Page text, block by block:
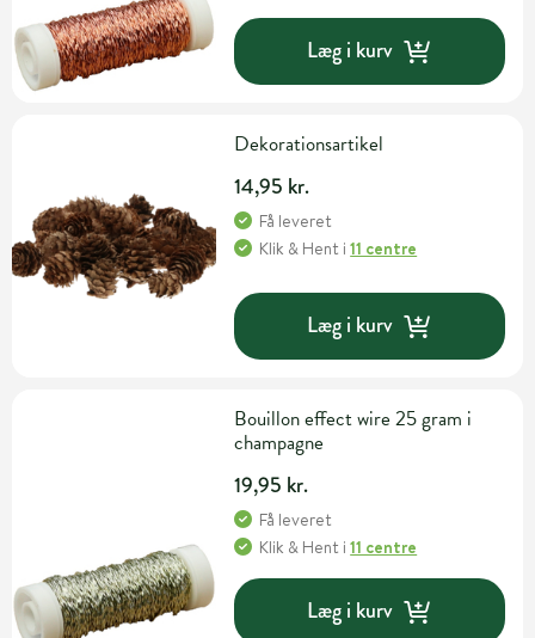
Læg i kurv
Dekorationsartikel
14,95 kr.
Få leveret
Klik & Hent i11 centre
Læg i kurv
Bouillon effect wire 25 gram i
champagne
19,95 kr.
Få leveret
Klik & Hent i11 centre
Læg i kurv